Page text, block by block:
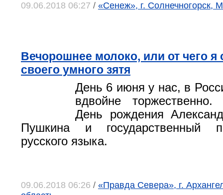
09.06.2018 06:27 / «Сенеж», г. Солнечногорск,
Вечорошнее молоко, или от чего я
своего умного зятя
День 6 июня у нас, в
вдвойне
День рождения
Пушкина и государственный
русского языка.
09.06.2018 06:26 / «Правда Севера», г.